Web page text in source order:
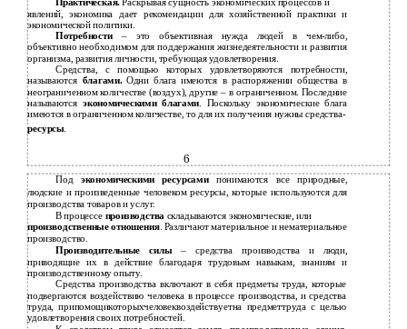
Практическая.Раскрывая сущность экономических процессов и
явлений, экономика дает рекомендации для хозяйственной практики и
экономической политики.
Потребности – это объективная нужда людей в чем-либо,
объективно необходимом для поддержания жизнедеятельности и развития
организма, развития личности, требующая удовлетворения.
Средства, с помощью которых удовлетворяются потребности,
называются благами.Одни блага имеются в распоряжении общества в
неограниченном количестве (воздух), другие – в ограниченном. Последние
называютсяэкономическими благами. Поскольку экономические блага
имеются в ограниченном количестве, то для их получения нужны средства-
ресурсы.
6
Под экономическими ресурсами понимаются все природные,
людские и произведенные человеком ресурсы, которые используются для
производства товаров и услуг.
В процессе производства складываются экономические, или
производственные отношения. Различают материальное и нематериальное
производство.
Производительные силы– средства производства и люди,
приводящие их в действие благодаря трудовым навыкам, знаниям и
производственному опыту.
Средства производства включают в себя предметы труда, которые
подвергаются воздействию человека в процессе производства, и средства
труда, припомощикоторыхчеловеквоздействуетна предметтруда с целью
удовлетворения своих потребностей.